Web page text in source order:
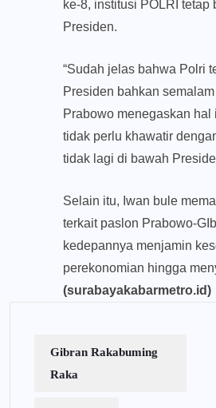
ke-8, institusi POLRI tetap
Presiden.
“Sudah jelas bahwa Polri
Presiden bahkan
Prabowo menegaskan
tidak perlu khawatir
tidak lagi di bawah
Selain itu, Iwan bule
terkait paslon Prabowo-
kedepannya menjamin
perekonomian hingga
(surabayakabarmetro.id)
Gibran Rakabuming
Raka